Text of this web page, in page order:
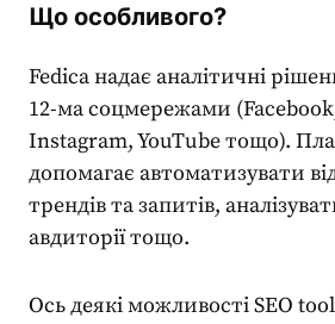
Що особливого?
Fedica надає аналітичні
12-ма соцмережами
Instagram, YouTube тощо).
допомагає автоматизувати
трендів та запитів,
авдиторії тощо.
Ось деякі можливостіSEO